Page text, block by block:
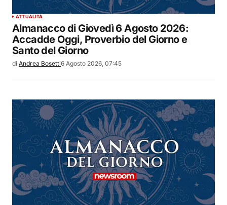
ATTUALITÀ
Almanacco di Giovedì 6 Agosto 2026:
Accadde Oggi, Proverbio del Giorno e
Santo del Giorno
di Andrea Bosetti6 Agosto 2026, 07:45